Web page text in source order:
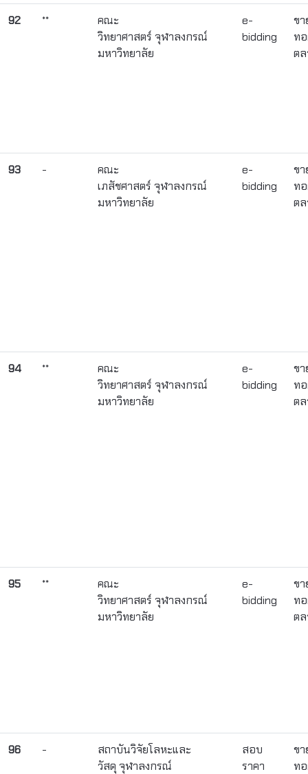
92 **
คณะ
วิทยาศาสตร์ จุฬาลงกรณ์
มหาวิทยาลัย
e-
bidding
ขา
ท
ต
93 -
คณะ
เภสัชศาสตร์ จุฬาลงกรณ์
มหาวิทยาลัย
e-
bidding
ขา
ท
ต
94 **
คณะ
วิทยาศาสตร์ จุฬาลงกรณ์
มหาวิทยาลัย
e-
bidding
ขา
ท
ต
95 **
คณะ
วิทยาศาสตร์ จุฬาลงกรณ์
มหาวิทยาลัย
e-
bidding
ขา
ท
ต
96 -
สถาบันวิจัยโลหะและ
วัสดุ จุฬาลงกรณ์
สอบ
ราคา
ขา
ท